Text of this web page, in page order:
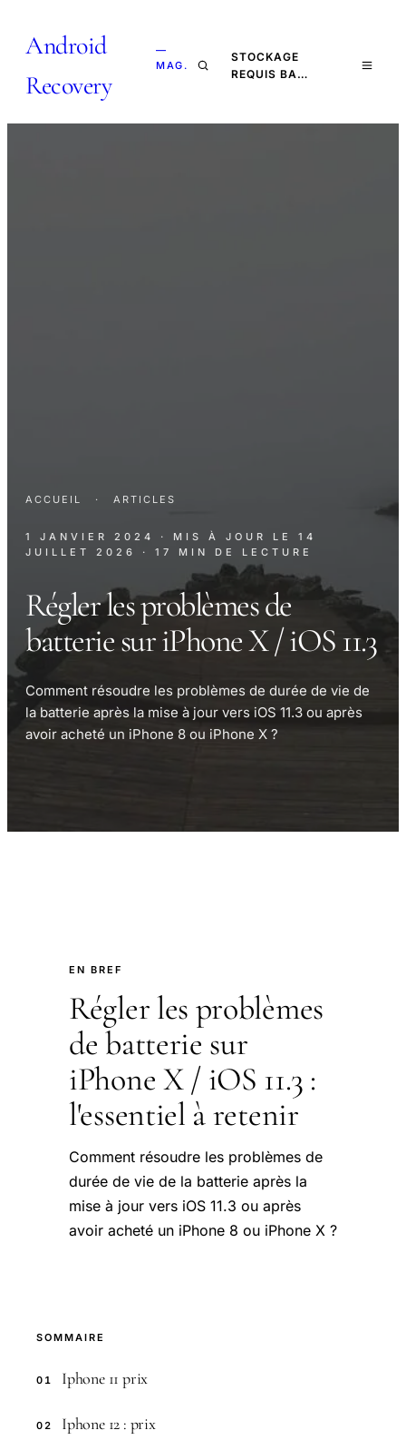
Android
Recovery
—
MAG.
STOCKAGE
REQUIS BA…
ACCUEIL · ARTICLES
1 JANVIER 2024 · MIS À JOUR LE 14
JUILLET 2026
· 17 MIN DE LECTURE
Régler les problèmes de
batterie sur iPhone X / iOS 11.3
Comment résoudre les problèmes de durée de vie de
la batterie après la mise à jour vers iOS 11.3 ou après
avoir acheté un iPhone 8 ou iPhone X ?
EN BREF
Régler les problèmes
de batterie sur
iPhone X / iOS 11.3 :
l'essentiel à retenir
Comment résoudre les problèmes de
durée de vie de la batterie après la
mise à jour vers iOS 11.3 ou après
avoir acheté un iPhone 8 ou iPhone X ?
SOMMAIRE
01 Iphone 11 prix
02 Iphone 12 : prix